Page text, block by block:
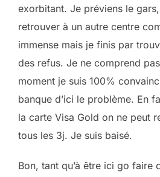
exorbitant. Je préviens le
retrouver à un autre centre
immense mais je finis par
des refus. Je ne comprend
moment je suis 100%
banque d’ici le problème. En
la carte Visa Gold on ne peut
tous les 3j. Je suis baisé.
Bon, tant qu’à être ici go faire